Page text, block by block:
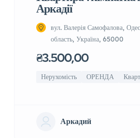
Аркадії
вул. Валерія Самофалова,
область, Україна, 65000
₴3.500,00
Нерухомість ОРЕНДА
Аркадий